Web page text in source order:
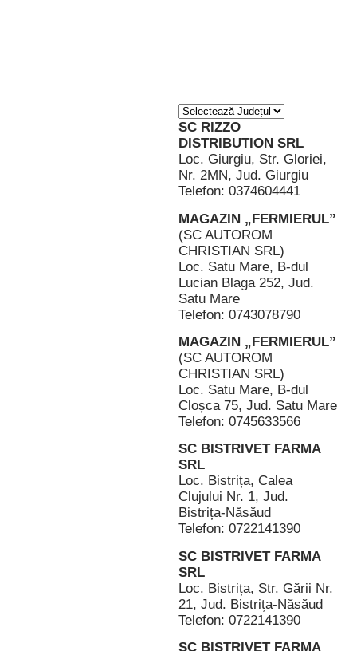
SC RIZZO
DISTRIBUTION SRL
Loc. Giurgiu, Str. Gloriei,
Nr. 2MN, Jud. Giurgiu
Telefon: 0374604441
MAGAZIN „FERMIERUL”
(SC AUTOROM
CHRISTIAN SRL)
Loc. Satu Mare, B-dul
Lucian Blaga 252, Jud.
Satu Mare
Telefon: 0743078790
MAGAZIN „FERMIERUL”
(SC AUTOROM
CHRISTIAN SRL)
Loc. Satu Mare, B-dul
Cloșca 75, Jud. Satu Mare
Telefon: 0745633566
SC BISTRIVET FARMA
SRL
Loc. Bistrița, Calea
Clujului Nr. 1, Jud.
Bistrița-Năsăud
Telefon: 0722141390
SC BISTRIVET FARMA
SRL
Loc. Bistrița, Str. Gării Nr.
21, Jud. Bistrița-Năsăud
Telefon: 0722141390
SC BISTRIVET FARMA